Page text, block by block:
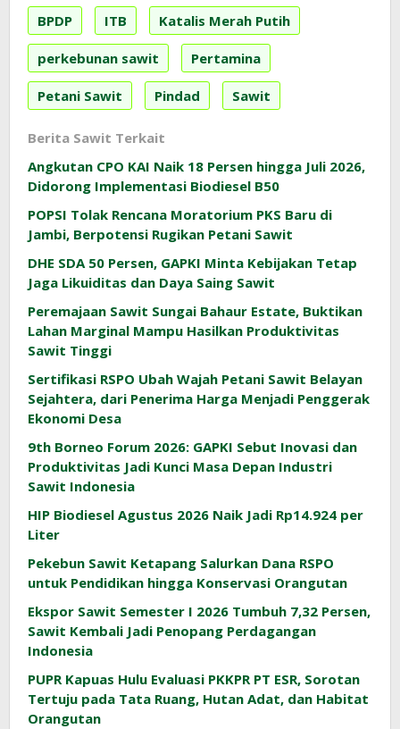
BPDP ITB Katalis Merah Putih
perkebunan sawit Pertamina
Petani Sawit Pindad Sawit
Berita Sawit Terkait
Angkutan CPO KAI Naik 18 Persen hingga Juli 2026,
Didorong Implementasi Biodiesel B50
POPSI Tolak Rencana Moratorium PKS Baru di
Jambi, Berpotensi Rugikan Petani Sawit
DHE SDA 50 Persen, GAPKI Minta Kebijakan Tetap
Jaga Likuiditas dan Daya Saing Sawit
Peremajaan Sawit Sungai Bahaur Estate, Buktikan
Lahan Marginal Mampu Hasilkan Produktivitas
Sawit Tinggi
Sertifikasi RSPO Ubah Wajah Petani Sawit Belayan
Sejahtera, dari Penerima Harga Menjadi Penggerak
Ekonomi Desa
9th Borneo Forum 2026: GAPKI Sebut Inovasi dan
Produktivitas Jadi Kunci Masa Depan Industri
Sawit Indonesia
HIP Biodiesel Agustus 2026 Naik Jadi Rp14.924 per
Liter
Pekebun Sawit Ketapang Salurkan Dana RSPO
untuk Pendidikan hingga Konservasi Orangutan
Ekspor Sawit Semester I 2026 Tumbuh 7,32 Persen,
Sawit Kembali Jadi Penopang Perdagangan
Indonesia
PUPR Kapuas Hulu Evaluasi PKKPR PT ESR, Sorotan
Tertuju pada Tata Ruang, Hutan Adat, dan Habitat
Orangutan